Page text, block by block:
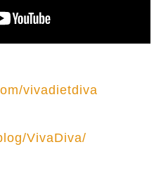
vivadietdiva
VivaDiva/